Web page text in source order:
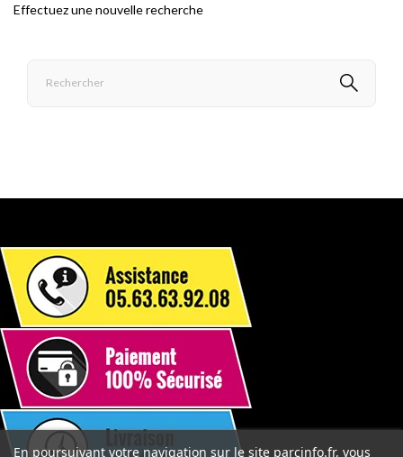
Effectuez une nouvelle recherche
En poursuivant votre navigation sur le site parcinfo.fr, vous